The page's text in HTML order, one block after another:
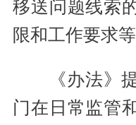
移送问题线索
限和工作要求
《办法》提
门在日常监管